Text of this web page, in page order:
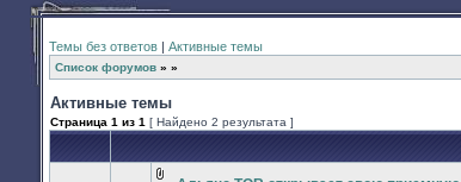
Темы без ответов | Активные темы
Список форумов » »
Активные темы
Страница 1 из 1 [ Найдено 2 результата ]